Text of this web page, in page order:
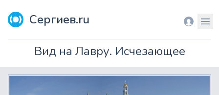
Сергиев.ru Вход
Вид на Лавру. Исчезающее